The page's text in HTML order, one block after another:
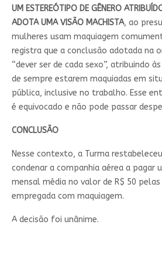
UM ESTEREÓTIPO DE GÊNERO
ADOTA UMA VISÃO MACHISTA, ao
mulheres usam maquiagem
registra que a conclusão adotada na
“dever ser de cada sexo”, atribuindo
de sempre estarem maquiadas em
pública, inclusive no trabalho. Esse
é equivocado e não pode passar
CONCLUSÃO
Nesse contexto, a Turma
condenar a companhia aérea a pagar
mensal média no valor de R$ 50 pelas
empregada com maquiagem.
A decisão foi unânime.